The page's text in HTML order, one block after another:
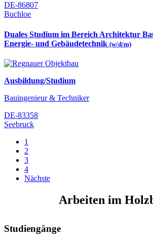
DE-86807
Buchloe
Duales Studium im Bereich Architektur
Energie- und Gebäudetechnik (w/d/m)
Ausbildung/Studium
Bauingenieur & Techniker
DE-83358
Seebruck
1
2
3
4
Nächste
Arbeiten im
Studiengänge